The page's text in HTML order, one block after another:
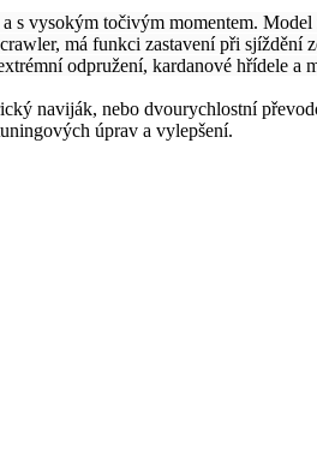
vysokým točivým momentem.
má funkci zastavení při
odpružení, kardanové hřídele
naviják, nebo dvourychlostní
úprav a vylepšení.